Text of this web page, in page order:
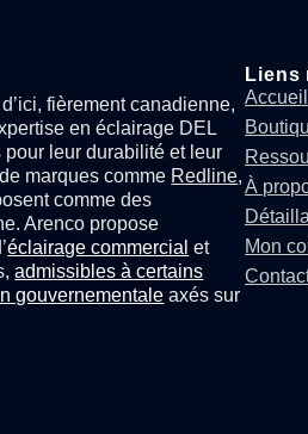
fièrement canadienne,
enéclairage DEL
pour leur durabilité et leur
marques comme Redline,
comme des
Arenco propose
éclairage commercial et
admissibles à certains
gouvernementale axés sur
Liens
Accueil
À
Mon